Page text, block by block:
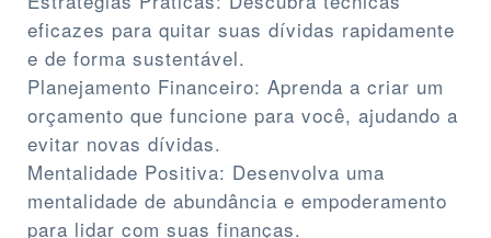
eficazes para quitar suas dívidas rapidamente
e de forma sustentável.
Planejamento Financeiro: Aprenda a criar um
orçamento que funcione para você, ajudando a
evitar novas dívidas.
Mentalidade Positiva: Desenvolva uma
mentalidade de abundância e empoderamento
para lidar com suas finanças.